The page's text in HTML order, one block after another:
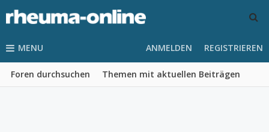
MENU
Foren durchsuchen Themen mit aktuellen Beiträgen
ANMELDEN REGISTRIEREN